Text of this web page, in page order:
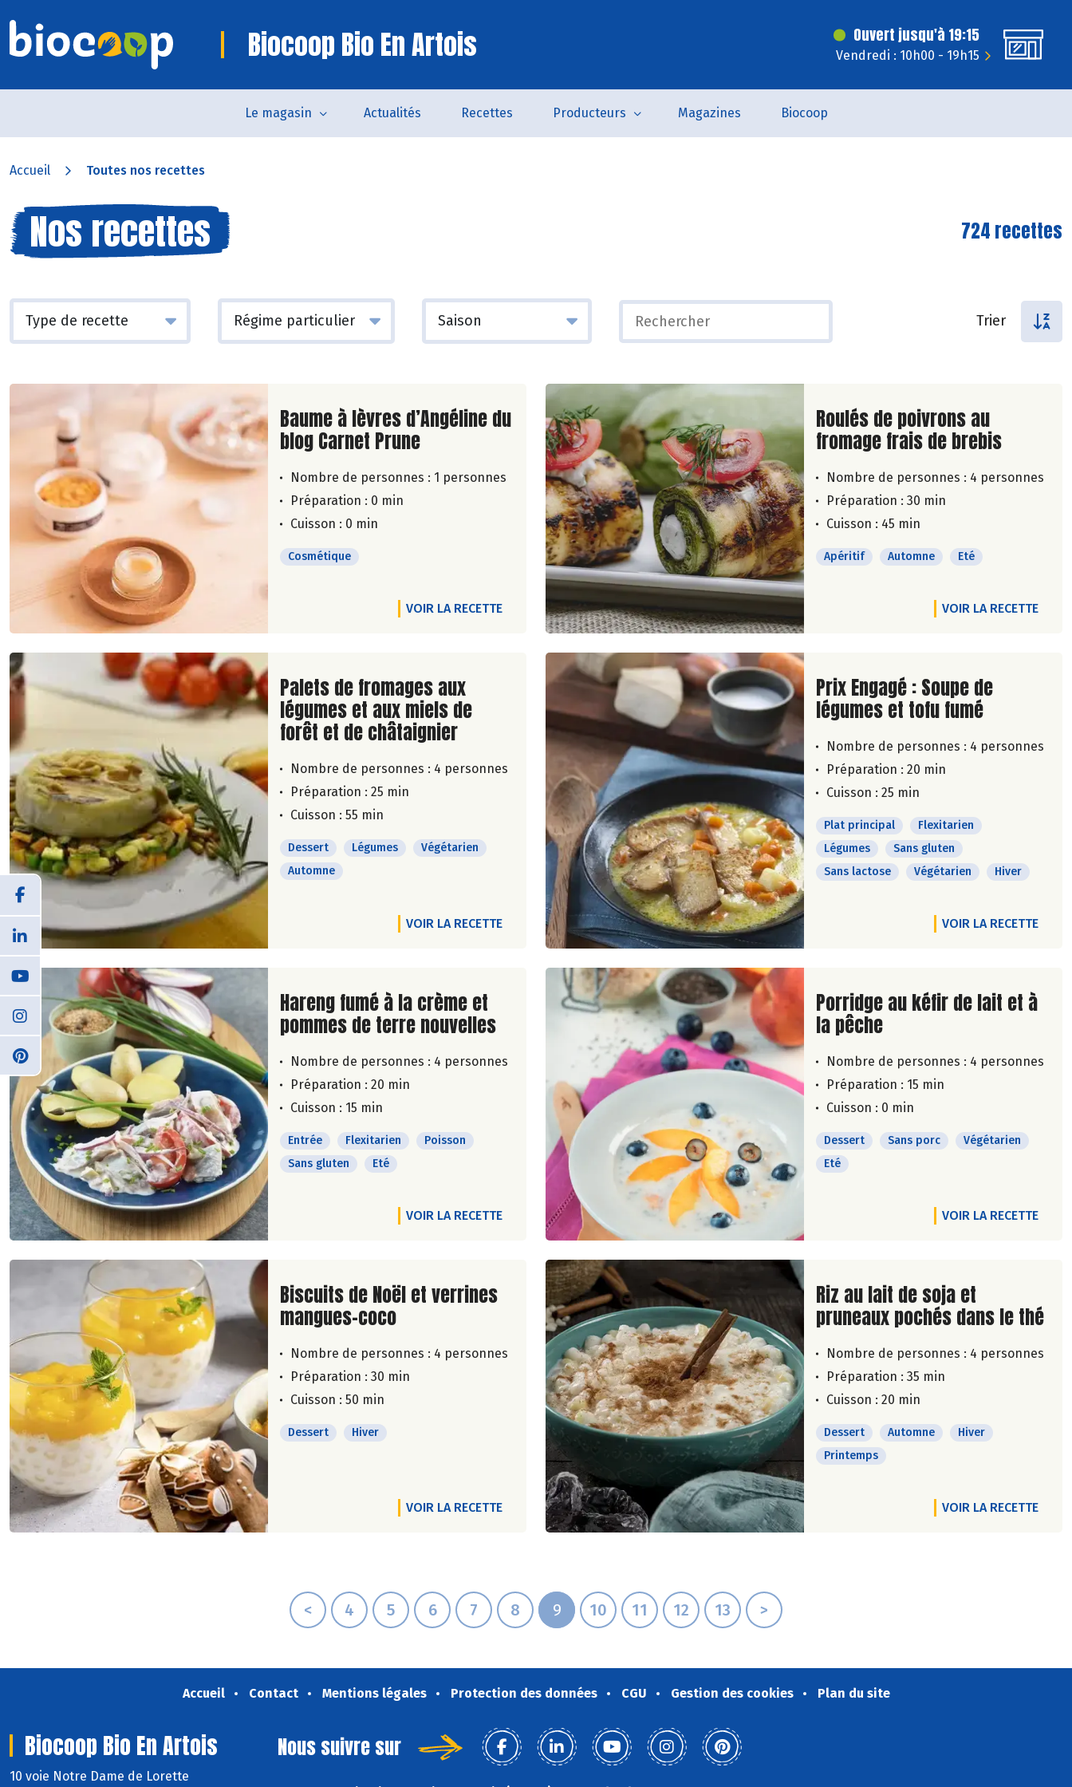
Biocoop Bio En Artois Ouvert jusqu'à 19:15
Vendredi : 10h00 - 19h15
Le magasin Actualités Recettes Producteurs Magazines Biocoop
Accueil Toutes nos recettes
Nos recettes 724 recettes
Trier
Lire la suite de la recette
Baume à lèvres d’Angéline du
blog Carnet Prune
Nombre de personnes : 1 personnes
Préparation : 0 min
Cuisson : 0 min
Cosmétique
VOIR LA RECETTE
Lire la suite de la recette
Roulés de poivrons au
fromage frais de brebis
Nombre de personnes : 4 personnes
Préparation : 30 min
Cuisson : 45 min
Apéritif Automne Eté
VOIR LA RECETTE
Lire la suite de la recette
Palets de fromages aux
légumes et aux miels de
forêt et de châtaignier
Nombre de personnes : 4 personnes
Préparation : 25 min
Cuisson : 55 min
Dessert Légumes
Végétarien
Automne
VOIR LA RECETTE
Lire la suite de la recette
Prix Engagé : Soupe de
légumes et tofu fumé
Nombre de personnes : 4 personnes
Préparation : 20 min
Cuisson : 25 min
Plat principal
Flexitarien
Légumes
Sans gluten
Sans lactose
Végétarien Hiver
VOIR LA RECETTE
Lire la suite de la recette
Hareng fumé à la crème et
pommes de terre nouvelles
Nombre de personnes : 4 personnes
Préparation : 20 min
Cuisson : 15 min
Entrée Flexitarien
Poisson
Sans gluten
Eté
VOIR LA RECETTE
Lire la suite de la recette
Porridge au kéfir de lait et à
la pêche
Nombre de personnes : 4 personnes
Préparation : 15 min
Cuisson : 0 min
Dessert Sans porc
Végétarien
Eté
VOIR LA RECETTE
Lire la suite de la recette
Biscuits de Noël et verrines
mangues-coco
Nombre de personnes : 4 personnes
Préparation : 30 min
Cuisson : 50 min
Dessert Hiver
VOIR LA RECETTE
Lire la suite de la recette
Riz au lait de soja et
pruneaux pochés dans le thé
Nombre de personnes : 4 personnes
Préparation : 35 min
Cuisson : 20 min
Dessert Automne
Hiver
Printemps
VOIR LA RECETTE
< 4 5 6 7 8 9 10 11 12 13 >
Accueil Contact Mentions légales Protection des données CGU Gestion des cookies Plan du site
Biocoop Bio En Artois
10 voie Notre Dame de Lorette
Nous suivre sur